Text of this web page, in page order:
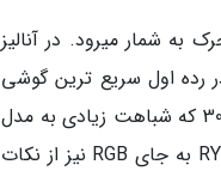
شمار میرود. در آنالیز
در رده اول سریع ترین گوشی
های مناسب عکاسی قرار گرفته است. سیستم تشخیص سه بعدی به کاربرده شده در گوشی پی 30 که شباهت زیادی به مدل
3D شرکت اپل دارد، سرعت ثبت تصاویر پرتره را افزایش می دهد. لنز تله فوتو و استفاده از RYYB به جای RGB نیز از نکات